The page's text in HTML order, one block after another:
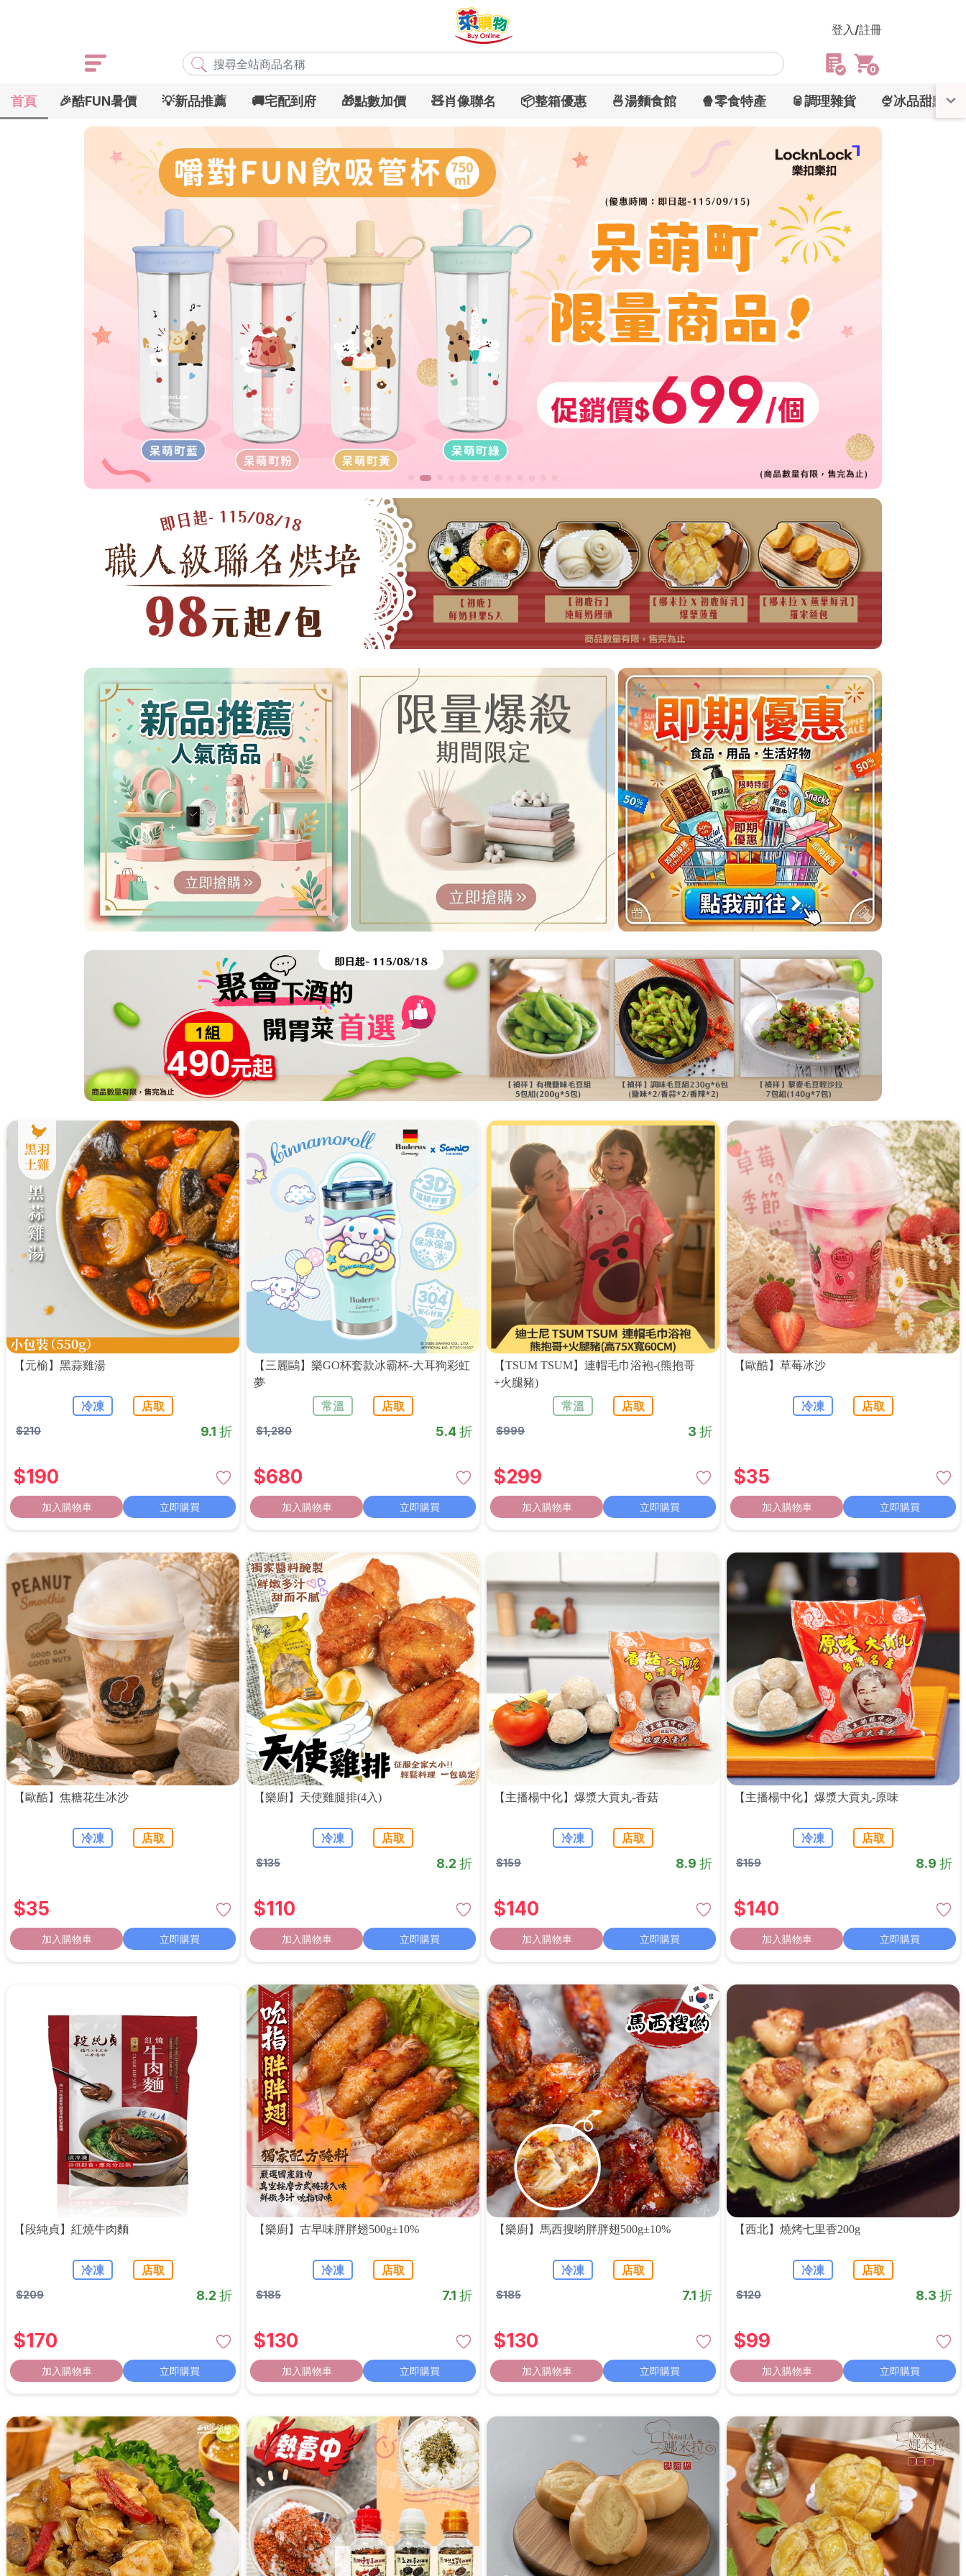
登入/註冊
0
熱門搜尋
首頁 🎉酷FUN暑價 💡新品推薦 🚚宅配到府 🎁點數加價 🧸肖像聯名 📦整箱優惠 🍜湯麵食館 🍿零食特產 🥫調理雜貨 🍨冰品甜點
【元榆】黑蒜雞湯
冷凍 店取
$210 9.1 折
$190
加入購物車 立即購買
【三麗鷗】樂GO杯套款冰霸杯-大耳狗彩虹
夢
常溫 店取
$1,280 5.4 折
$680
加入購物車 立即購買
【TSUM TSUM】連帽毛巾浴袍-(熊抱哥
+火腿豬)
常溫 店取
$999 3 折
$299
加入購物車 立即購買
【歐酷】草莓冰沙
冷凍 店取
$35
加入購物車 立即購買
【歐酷】焦糖花生冰沙
冷凍 店取
$35
加入購物車 立即購買
【樂廚】天使雞腿排(4入)
冷凍 店取
$135 8.2 折
$110
加入購物車 立即購買
【主播楊中化】爆漿大貢丸-香菇
冷凍 店取
$159 8.9 折
$140
加入購物車 立即購買
【主播楊中化】爆漿大貢丸-原味
冷凍 店取
$159 8.9 折
$140
加入購物車 立即購買
【段純貞】紅燒牛肉麵
冷凍 店取
$209 8.2 折
$170
加入購物車 立即購買
【樂廚】古早味胖胖翅500g±10%
冷凍 店取
$185 7.1 折
$130
加入購物車 立即購買
【樂廚】馬西搜喲胖胖翅500g±10%
冷凍 店取
$185 7.1 折
$130
加入購物車 立即購買
【西北】燒烤七里香200g
冷凍 店取
$120 8.3 折
$99
加入購物車 立即購買